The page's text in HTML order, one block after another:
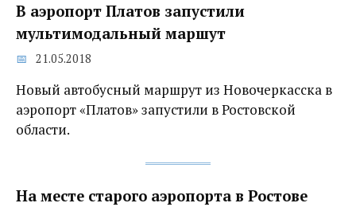
В аэропорт Платов запустили
мультимодальный маршут
21.05.2018
Новый автобусный маршрут из Новочеркасска в
аэропорт «Платов» запустили в Ростовской
области.
На месте старого аэропорта в Ростове